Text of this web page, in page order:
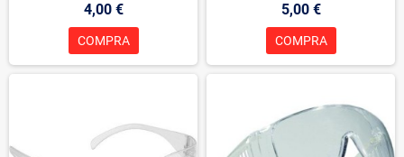
4,00 €
COMPRA
5,00 €
COMPRA